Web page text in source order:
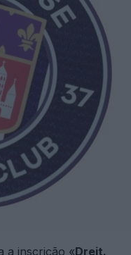
a inscrição «Dreit.